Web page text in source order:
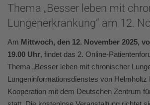
Thema „Besser leben mit
Lungenerkrankung“ am 12.
Am Mittwoch, den 12. November 2025,
19.00 Uhr, findet das 2. Online-
Thema „Besser leben mit chronischer
Lungeninformationsdienstes von Helmholtz
Kooperation mit dem Deutschen Zentrum